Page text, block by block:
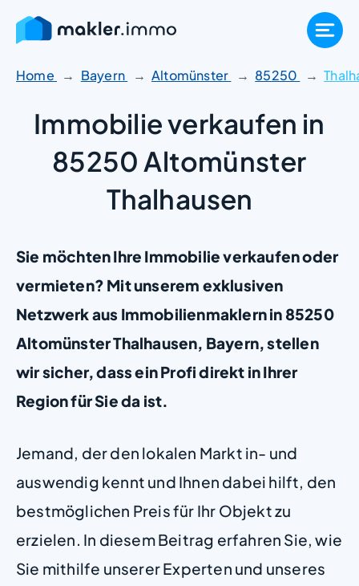
Zum
Inhalt
springen
Home Bayern Altomünster 85250
Immobilie verkaufen in
85250 Altomünster
Thalhausen
Sie möchten Ihre Immobilie verkaufen oder
vermieten? Mit unserem exklusiven
Netzwerk aus Immobilienmaklern in 85250
Altomünster Thalhausen, Bayern, stellen
wir sicher, dass ein Profi direkt in Ihrer
Region für Sie da ist.
Jemand, der den lokalen Markt in- und
auswendig kennt und Ihnen dabei hilft, den
bestmöglichen Preis für Ihr Objekt zu
erzielen. In diesem Beitrag erfahren Sie, wie
Sie mithilfe unserer Experten und unseres